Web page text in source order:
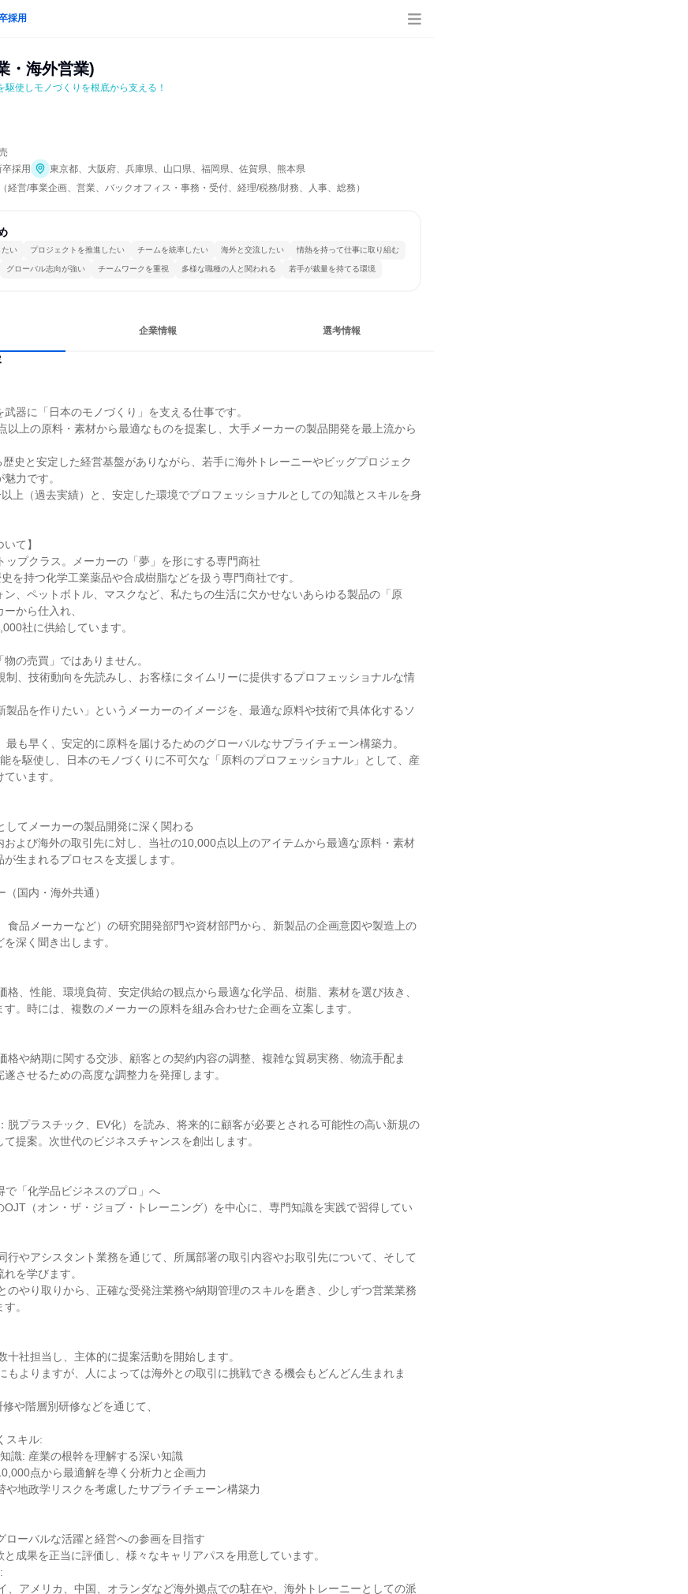
採用
・海外営業)
使しモノづくりを根底から支える！
採用
東京都、大阪府、兵庫県、山口県、福岡県、佐賀県、熊本県
経営/事業企画、営業、バックオフィス・事務・受付、経理/税務/財務、人事、総務）
い プロジェクトを推進したい チームを統率したい 海外と交流したい 情熱を持って仕事に取り組む
グローバル志向が強い チームワークを重視 多様な職種の人と関われる 若手が裁量を持てる環境
企業情報 選考情報
器に「日本のモノづくり」を支える仕事です。
以上の原料・素材から最適なものを提案し、大手メーカーの製品開発を最上流から
史と安定した経営基盤がありながら、若手に海外トレーニーやビッグプロジェク
力です。
上（過去実績）と、安定した環境でプロフェッショナルとしての知識とスキルを身
て】
ップクラス。メーカーの「夢」を形にする専門商社
を持つ化学工業薬品や合成樹脂などを扱う専門商社です。
ン、ペットボトル、マスクなど、私たちの生活に欠かせないあらゆる製品の「原
から仕入れ、
社に供給しています。
の売買」ではありません。
制、技術動向を先読みし、お客様にタイムリーに提供するプロフェッショナルな情
製品を作りたい」というメーカーのイメージを、最適な原料や技術で具体化するソ
最も早く、安定的に原料を届けるためのグローバルなサプライチェーン構築力。
を駆使し、日本のモノづくりに不可欠な「原料のプロフェッショナル」として、産
います。
してメーカーの製品開発に深く関わる
および海外の取引先に対し、当社の10,000点以上のアイテムから最適な原料・素材
生まれるプロセスを支援します。
国内・海外共通）
深く聞き出します。
。時には、複数のメーカーの原料を組み合わせた企画を立案します。
させるための高度な調整力を発揮します。
提案。次世代のビジネスチャンスを創出します。
で「化学品ビジネスのプロ」へ
OJT（オン・ザ・ジョブ・トレーニング）を中心に、専門知識を実践で習得してい
を学びます。
。
スキル:
識: 産業の根幹を理解する深い知識
点から最適解を導く分析力と企画力
や地政学リスクを考慮したサプライチェーン構築力
ローバルな活躍と経営への参画を目指す
成果を正当に評価し、様々なキャリアパスを用意しています。